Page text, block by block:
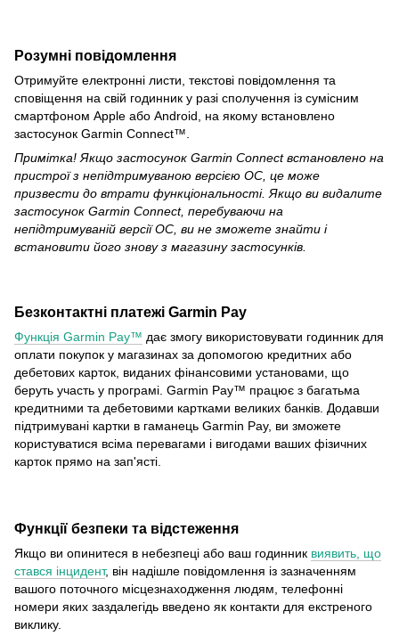
Розумні повідомлення
Отримуйте електронні листи, текстові повідомлення та
сповіщення на свій годинник у разі сполучення із сумісним
смартфоном Apple або Android, на якому встановлено
застосунок Garmin Connect™.
Примітка! Якщо застосунок Garmin Connect встановлено на
пристрої з непідтримуваною версією ОС, це може
призвести до втрати функціональності. Якщо ви видалите
застосунок Garmin Connect, перебуваючи на
непідтримуваній версії ОС, ви не зможете знайти і
встановити його знову з магазину застосунків.
Безконтактні платежі Garmin Pay
Функція Garmin Pay™ дає змогу використовувати годинник для
оплати покупок у магазинах за допомогою кредитних або
дебетових карток, виданих фінансовими установами, що
беруть участь у програмі. Garmin Pay™ працює з багатьма
кредитними та дебетовими картками великих банків. Додавши
підтримувані картки в гаманець Garmin Pay, ви зможете
користуватися всіма перевагами і вигодами ваших фізичних
карток прямо на зап'ясті.
Функції безпеки та відстеження
Якщо ви опинитеся в небезпеці або ваш годинник виявить, що
стався інцидент, він надішле повідомлення із зазначенням
вашого поточного місцезнаходження людям, телефонні
номери яких заздалегідь введено як контакти для екстреного
виклику.